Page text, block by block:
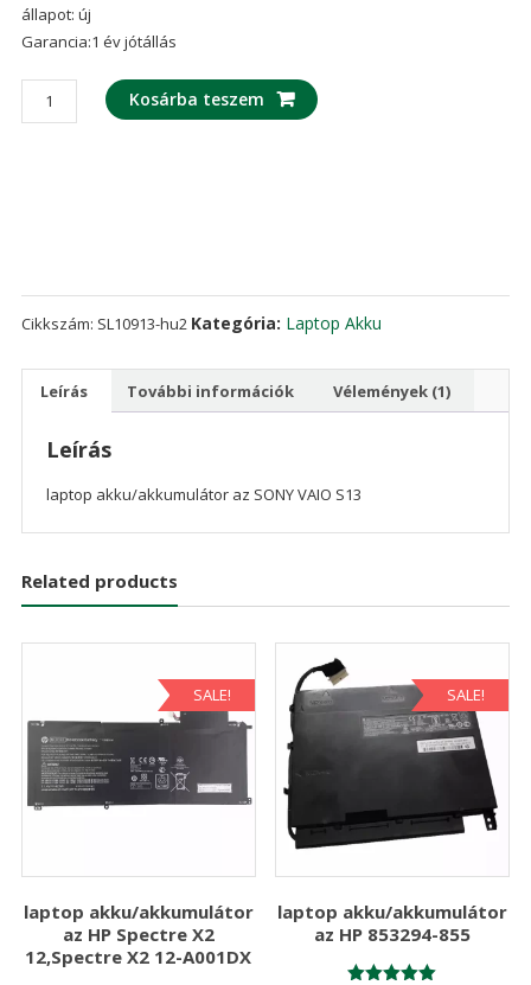
állapot: új
Garancia:1 év jótállás
laptop
akku/akkumulátor
Kosárba teszem
Cikkszám: SL10913-hu2 Kategória: Laptop Akku
Leírás További információk Vélemények (1)
Leírás
laptop akku/akkumulátor az SONY VAIO S13
Related products
SALE!
laptop akku/akkumulátor
az HP Spectre X2
12,Spectre X2 12-A001DX
SALE!
laptop akku/akkumulátor
az HP 853294-855